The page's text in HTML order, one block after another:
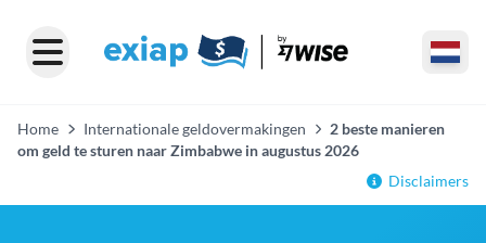
Home Internationale geldovermakingen
2 beste manieren
om geld te sturen naar Zimbabwe in augustus 2026
Disclaimers